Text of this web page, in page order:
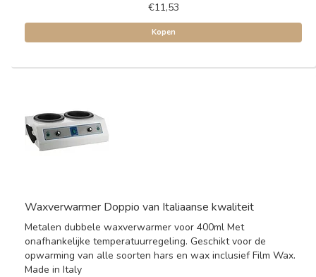
€11,53
Kopen
Waxverwarmer Doppio van Italiaanse kwaliteit
Metalen dubbele waxverwarmer voor 400ml Met
onafhankelijke temperatuurregeling. Geschikt voor de
opwarming van alle soorten hars en wax inclusief Film Wax.
Made in Italy